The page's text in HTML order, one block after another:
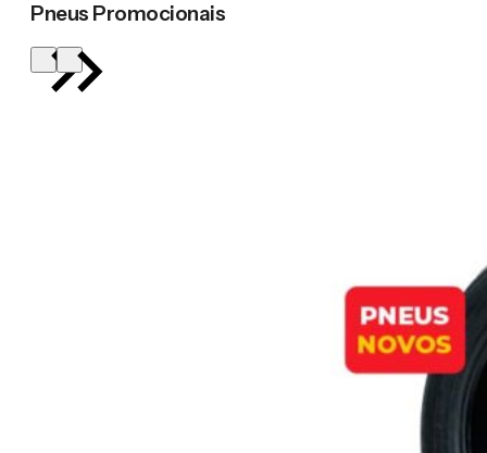
Pneus Promocionais